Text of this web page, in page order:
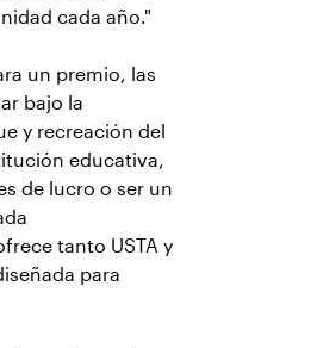
cada año."
un premio, las
bajo la
y recreación del
educativa,
de lucro o ser un
tanto USTA y
para